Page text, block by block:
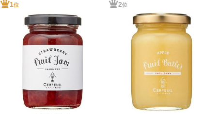
1位 2位